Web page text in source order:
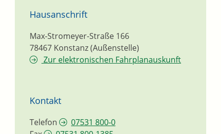
Hausanschrift
Max-Stromeyer-Straße 166
78467 Konstanz (Außenstelle)
Zur elektronischen Fahrplanauskunft
Kontakt
Telefon
07531 800-0